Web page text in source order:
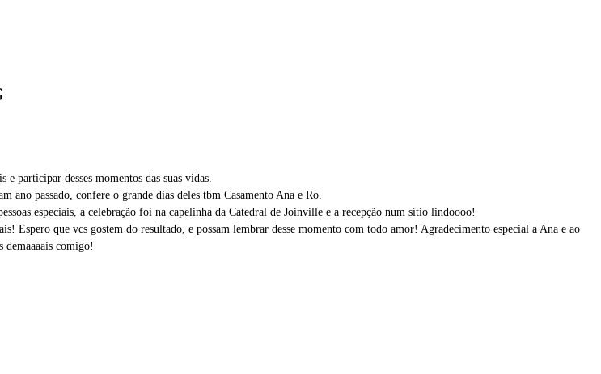
e participar desses momentos das suas vidas.
ano passado, confere o grande dias deles tbm Casamento Ana e Ro.
especiais, a celebração foi na capelinha da Catedral de Joinville e a recepção num sítio lindoooo!
Espero que vcs gostem do resultado, e possam lembrar desse momento com todo amor! Agradecimento especial a Ana e ao
comigo!